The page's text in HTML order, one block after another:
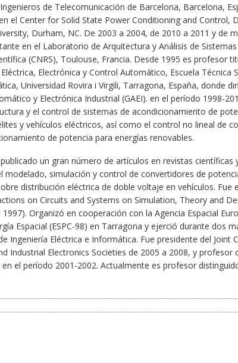
de Telecomunicación de Barcelona, ​​Barcelona,
el Center for Solid State Power Conditioning and Control,
Durham, NC. De 2003 a 2004, de 2010 a 2011 y de
en el Laboratorio de Arquitectura y Análisis de Sistemas
(CNRS), Toulouse, Francia. Desde 1995 es profesor
Electrónica y Control Automático, Escuela Técnica
Universidad Rovira i Virgili, Tarragona, España, donde
y Electrónica Industrial (GAEI). en el período 1998-
y el control de sistemas de acondicionamiento de
y vehículos eléctricos, así como el control no lineal de
de potencia para energías renovables.
un gran número de artículos en revistas científicas
modelado, simulación y control de convertidores de
distribución eléctrica de doble voltaje en vehículos. Fue
on Circuits and Systems on Simulation, Theory and
Organizó en cooperación con la Agencia Espacial
Espacial (ESPC-98) en Tarragona y ejerció durante dos
Ingeniería Eléctrica e Informática. Fue presidente del Joint
Industrial Electronics Societies de 2005 a 2008, y profesor
el período 2001-2002. Actualmente es profesor